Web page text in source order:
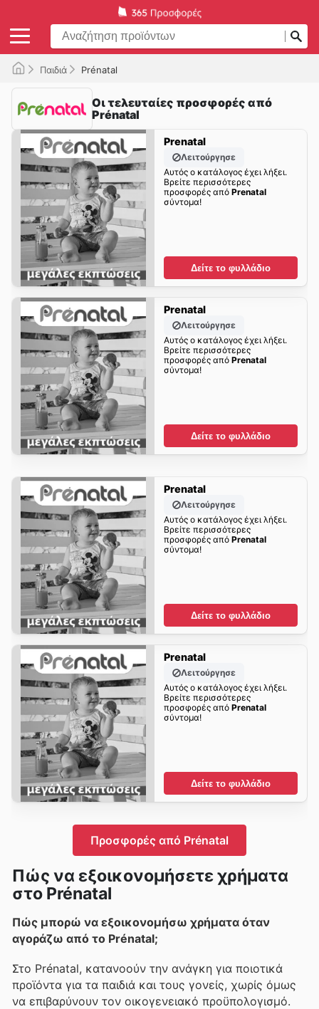
Παιδιά Prénatal
Οι τελευταίες προσφορές από
Prénatal
Prenatal
Λειτούργησε
Αυτός ο κατάλογος έχει λήξει.
Βρείτε περισσότερες
προσφορές από Prenatal
σύντομα!
Δείτε το φυλλάδιο
Prenatal
Λειτούργησε
Αυτός ο κατάλογος έχει λήξει.
Βρείτε περισσότερες
προσφορές από Prenatal
σύντομα!
Δείτε το φυλλάδιο
Prenatal
Λειτούργησε
Αυτός ο κατάλογος έχει λήξει.
Βρείτε περισσότερες
προσφορές από Prenatal
σύντομα!
Δείτε το φυλλάδιο
Prenatal
Λειτούργησε
Αυτός ο κατάλογος έχει λήξει.
Βρείτε περισσότερες
προσφορές από Prenatal
σύντομα!
Δείτε το φυλλάδιο
Προσφορές από Prénatal
Πώς να εξοικονομήσετε χρήματα
στο Prénatal
Πώς μπορώ να εξοικονομήσω χρήματα όταν
αγοράζω από το Prénatal;
Στο Prénatal, κατανοούν την ανάγκη για ποιοτικά
προϊόντα για τα παιδιά και τους γονείς, χωρίς όμως
να επιβαρύνουν τον οικογενειακό προϋπολογισμό.